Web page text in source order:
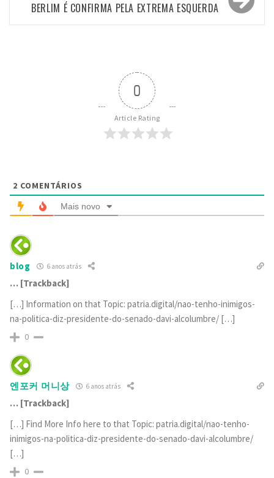
BERLIM É CONFIRMA PELA EXTREMA ESQUERDA
0
Article Rating
2 COMENTÁRIOS
Mais novo
blog 6 anos atrás
… [Trackback]
[…] Information on that Topic: patria.digital/nao-tenho-inimigos-
na-politica-diz-presidente-do-senado-davi-alcolumbre/ […]
0
엔포커 머니상 6 anos atrás
… [Trackback]
[…] Find More Info here to that Topic: patria.digital/nao-tenho-
inimigos-na-politica-diz-presidente-do-senado-davi-alcolumbre/
[…]
0